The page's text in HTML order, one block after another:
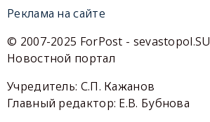
Реклама на сайте
© 2007-2025 ForPost - sevastopol.SU
Новостной портал
Учредитель: С.П. Кажанов
Главный редактор: Е.В. Бубнова